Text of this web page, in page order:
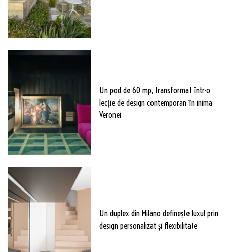
Un pod de 60 mp, transformat într-o
lecție de design contemporan în inima
Veronei
Un duplex din Milano definește luxul prin
design personalizat și flexibilitate